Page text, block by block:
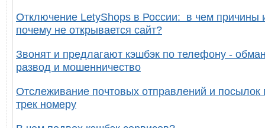
Отключение LetyShops в России: в чем причины
почему не открывается сайт?
Звонят и предлагают кэшбэк по телефону -
развод и мошенничество
Отслеживание почтовых отправлений и посылок
трек номеру